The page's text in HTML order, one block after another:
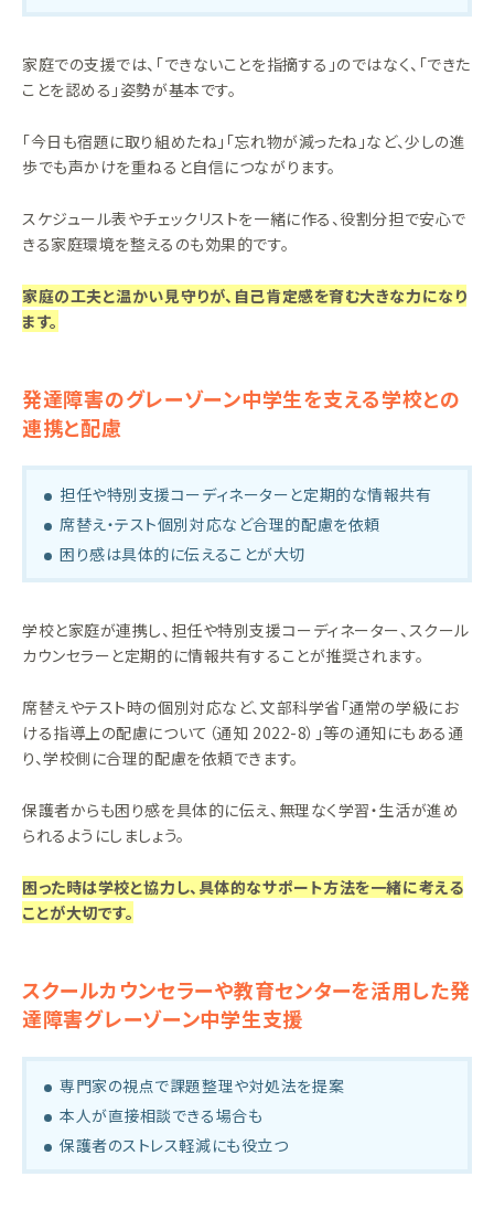
家庭での支援では、「できないことを指摘する」のではなく、「できた
ことを認める」姿勢が基本です。
「今日も宿題に取り組めたね」「忘れ物が減ったね」など、少しの進
歩でも声かけを重ねると自信につながります。
スケジュール表やチェックリストを一緒に作る、役割分担で安心で
きる家庭環境を整えるのも効果的です。
家庭の工夫と温かい見守りが、自己肯定感を育む大きな力になり
ます。
発達障害のグレーゾーン中学生を支える学校との
連携と配慮
担任や特別支援コーディネーターと定期的な情報共有
席替え・テスト個別対応など合理的配慮を依頼
困り感は具体的に伝えることが大切
学校と家庭が連携し、担任や特別支援コーディネーター、スクール
カウンセラーと定期的に情報共有することが推奨されます。
席替えやテスト時の個別対応など、文部科学省「通常の学級にお
ける指導上の配慮について（通知 2022-8）」等の通知にもある通
り、学校側に合理的配慮を依頼できます。
保護者からも困り感を具体的に伝え、無理なく学習・生活が進め
られるようにしましょう。
困った時は学校と協力し、具体的なサポート方法を一緒に考える
ことが大切です。
スクールカウンセラーや教育センターを活用した発
達障害グレーゾーン中学生支援
専門家の視点で課題整理や対処法を提案
本人が直接相談できる場合も
保護者のストレス軽減にも役立つ